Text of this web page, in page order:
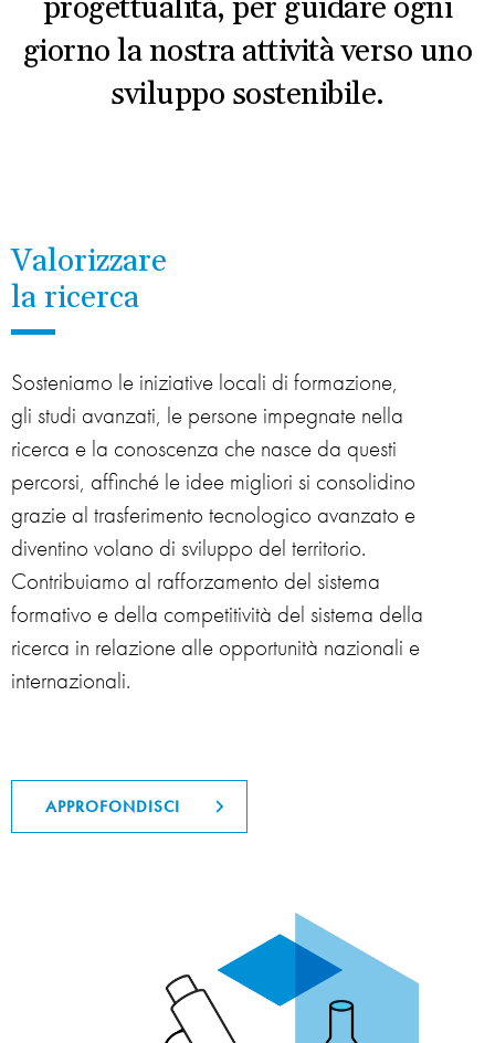
progettualità, per guidare ogni
giorno la nostra attività verso uno
sviluppo sostenibile.
Valorizzare
la ricerca
Sosteniamo le iniziative locali di formazione,
gli studi avanzati, le persone impegnate nella
ricerca e la conoscenza che nasce da questi
percorsi, affinché le idee migliori si consolidino
grazie al trasferimento tecnologico avanzato e
diventino volano di sviluppo del territorio.
Contribuiamo al rafforzamento del sistema
formativo e della competitività del sistema della
ricerca in relazione alle opportunità nazionali e
internazionali.
APPROFONDISCI